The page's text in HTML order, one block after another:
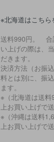
※北海道はこちら
送料990円。 合
い上げの際は、
だきます。
決済方法（お振
料とは別に、振
ます。
※（北海道は送
上お買い上げで
※（沖縄は送料
上お買い上げで